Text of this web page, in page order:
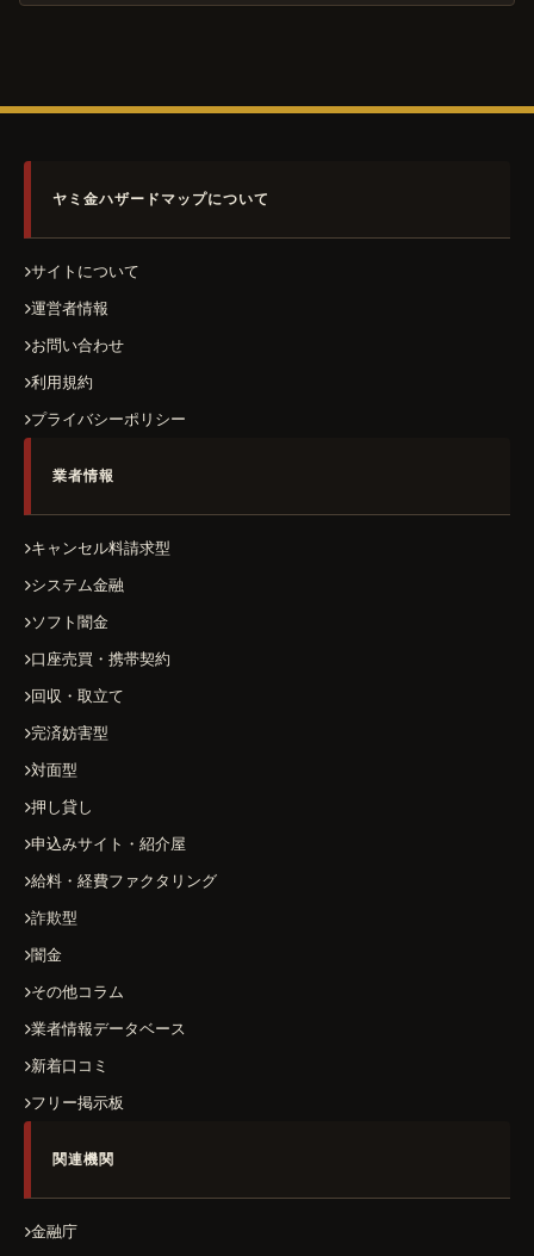
ヤミ金ハザードマップについて
サイトについて
運営者情報
お問い合わせ
利用規約
プライバシーポリシー
業者情報
キャンセル料請求型
システム金融
ソフト闇金
口座売買・携帯契約
回収・取立て
完済妨害型
対面型
押し貸し
申込みサイト・紹介屋
給料・経費ファクタリング
詐欺型
闇金
その他コラム
業者情報データベース
新着口コミ
フリー掲示板
関連機関
金融庁